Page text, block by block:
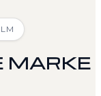
MARKE